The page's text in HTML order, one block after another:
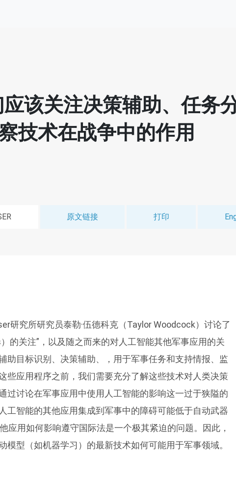
该关注决策辅助、任务
技术在战争中的作用
原文链接 打印
研究所研究员泰勒·伍德科克（Taylor Woodcock）讨论了
的关注”，以及随之而来的对人工智能其他军事应用的关
助目标识别、决策辅助、，用于军事任务和支持情报、监
些应用程序之前，我们需要充分了解这些技术对人类决策
过讨论在军事应用中使用人工智能的影响这一过于狭隘的
工智能的其他应用集成到军事中的障碍可能低于自动武器
应用如何影响遵守国际法是一个极其紧迫的问题。因此，
模型（如机器学习）的最新技术如何可能用于军事领域。